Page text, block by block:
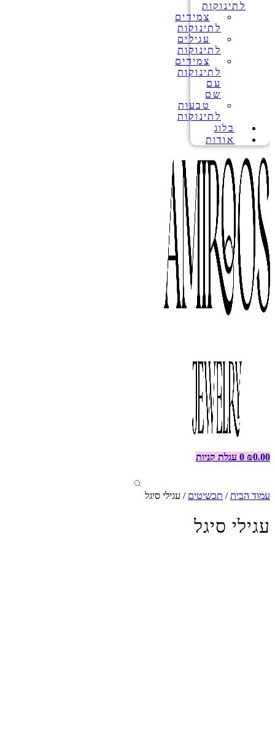
לתינוקות
צמידים
לתינוקות
עגילים
לתינוקות
צמידים
לתינוקות
עם
שם
טבעות
לתינוקות
בלוג
אודות
₪0.00
0 עגלת קניות
עמוד הבית/ תכשיטים / עגילי סיגל
עגילי סיגל